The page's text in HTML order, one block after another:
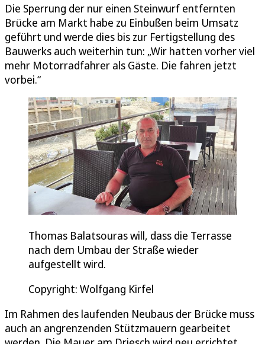
Die Sperrung der nur einen Steinwurf entfernten
Brücke am Markt habe zu Einbußen beim Umsatz
geführt und werde dies bis zur Fertigstellung des
Bauwerks auch weiterhin tun: „Wir hatten vorher viel
mehr Motorradfahrer als Gäste. Die fahren jetzt
vorbei.“
Thomas Balatsouras will, dass die Terrasse
nach dem Umbau der Straße wieder
aufgestellt wird.
Copyright: Wolfgang Kirfel
Im Rahmen des laufenden Neubaus der Brücke muss
auch an angrenzenden Stützmauern gearbeitet